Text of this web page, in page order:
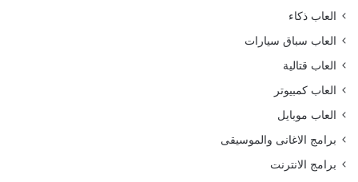
العاب ذكاء
العاب سباق سيارات
العاب قتالية
العاب كمبيوتر
العاب موبايل
برامج الاغانى والموسيقى
برامج الانترنت